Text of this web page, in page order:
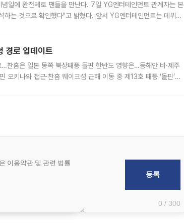
일에 완전체로 팬들을 만난다. 7일 YG엔터테인먼트 관계자는 본
는 것으로 확인했다"고 밝혔다. 앞서 YG엔터테인먼트는 데뷔
경로 업데이트
찬홈은 일본 동쪽 북상태풍 돌핀 한반도 영향은…동해안 비·제주
키나와 접근·찬홈 웨이크섬 근해 이동 중 제13호 태풍 ‘돌핀’이
0 / 300